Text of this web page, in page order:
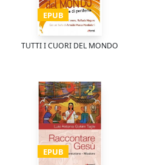
EPUB
TUTTI I CUORI DEL MONDO
EPUB